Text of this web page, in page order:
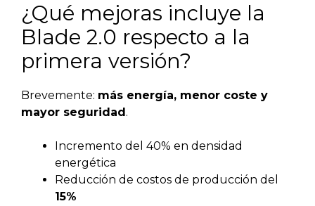
¿Qué mejoras incluye la
Blade 2.0 respecto a la
primera versión?
Brevemente: más energía, menor coste y
mayor seguridad .
Incremento del 40% en densidad
energética
Reducción de costos de producción del
15%